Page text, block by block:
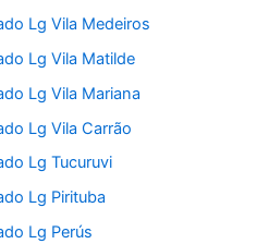
Lg Vila Medeiros
Lg Vila Matilde
Lg Vila Mariana
Lg Vila Carrão
Lg Tucuruvi
Lg Pirituba
Lg Perús